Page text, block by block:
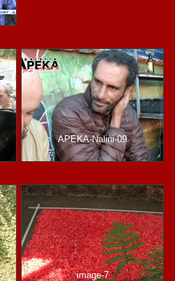
APEKA-Nalini-09
image-7